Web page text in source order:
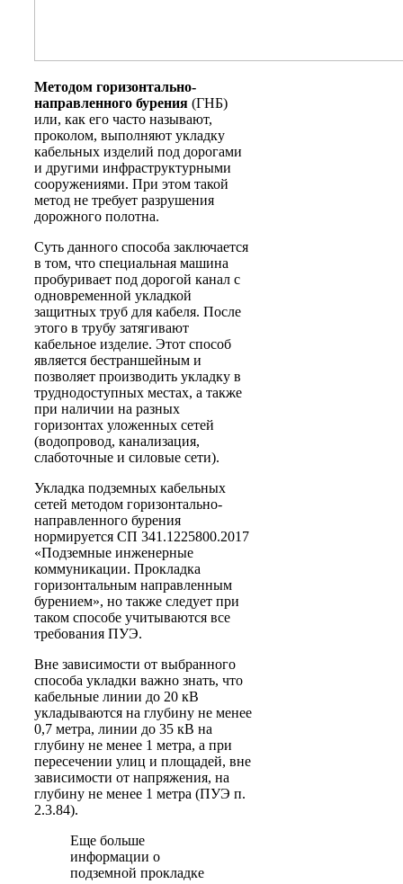
Методом горизонтально-
направленного бурения (ГНБ)
или, как его часто называют,
проколом, выполняют укладку
кабельных изделий под дорогами
и другими инфраструктурными
сооружениями. При этом такой
метод не требует разрушения
дорожного полотна.
Суть данного способа заключается
в том, что специальная машина
пробуривает под дорогой канал с
одновременной укладкой
защитных труб для кабеля. После
этого в трубу затягивают
кабельное изделие. Этот способ
является бестраншейным и
позволяет производить укладку в
труднодоступных местах, а также
при наличии на разных
горизонтах уложенных сетей
(водопровод, канализация,
слаботочные и силовые сети).
Укладка подземных кабельных
сетей методом горизонтально-
направленного бурения
нормируется СП 341.1225800.2017
«Подземные инженерные
коммуникации. Прокладка
горизонтальным направленным
бурением», но также следует при
таком способе учитываются все
требования ПУЭ.
Вне зависимости от выбранного
способа укладки важно знать, что
кабельные линии до 20 кВ
укладываются на глубину не менее
0,7 метра, линии до 35 кВ на
глубину не менее 1 метра, а при
пересечении улиц и площадей, вне
зависимости от напряжения, на
глубину не менее 1 метра (ПУЭ п.
2.3.84).
Еще больше
информации о
подземной прокладке